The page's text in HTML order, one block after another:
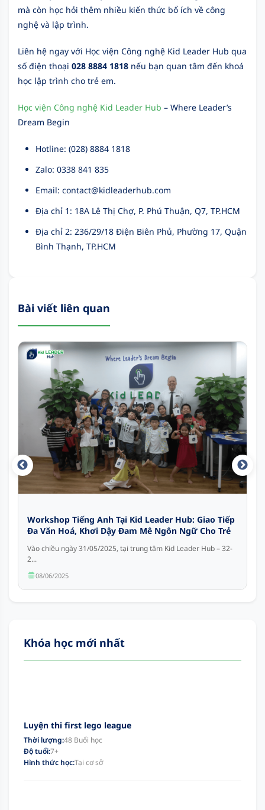
mà còn học hỏi thêm nhiều kiến thức bổ ích về công
nghệ và lập trình.
Liên hệ ngay với Học viện Công nghệ Kid Leader Hub qua
số điện thoại 028 8884 1818 nếu bạn quan tâm đến khoá
học lập trình cho trẻ em.
Học viện Công nghệ Kid Leader Hub – Where Leader’s
Dream Begin
Hotline: (028) 8884 1818
Zalo: 0338 841 835
Email: contact@kidleaderhub.com
Địa chỉ 1: 18A Lê Thị Chợ, P. Phú Thuận, Q7, TP.HCM
Địa chỉ 2: 236/29/18 Điện Biên Phủ, Phường 17, Quận
Bình Thạnh, TP.HCM
Bài viết liên quan
Workshop Tiếng Anh Tại Kid Leader Hub: Giao Tiếp
Đa Văn Hoá, Khơi Dậy Đam Mê Ngôn Ngữ Cho Trẻ
Vào chiều ngày 31/05/2025, tại trung tâm Kid Leader Hub – 32-
2...
08/06/2025
Khóa học mới nhất
Luyện thi first lego league
Thời lượng:48 Buổi học
Độ tuổi:7+
Hình thức học:Tại cơ sở